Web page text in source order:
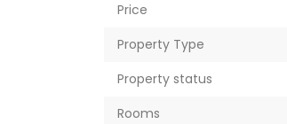
Price
Property Type
Property status
Rooms